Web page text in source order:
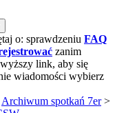
o: sprawdzeniu FAQ
zanim
link, aby się
wiadomości wybierz
Archiwum spotkań 7er>